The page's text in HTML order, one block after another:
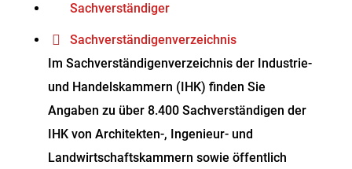
Sachverständiger
Sachverständigenverzeichnis
Im Sachverständigenverzeichnis der Industrie-
und Handelskammern (IHK) finden Sie
Angaben zu über 8.400 Sachverständigen der
IHK von Architekten-, Ingenieur- und
Landwirtschaftskammern sowie öffentlich